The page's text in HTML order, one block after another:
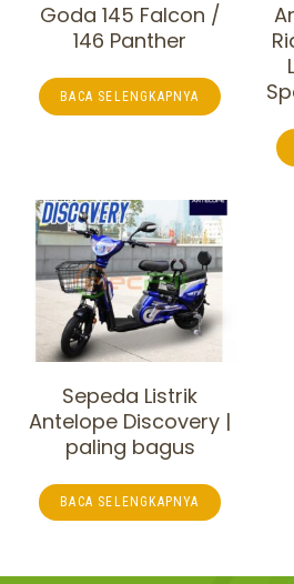
Goda 145 Falcon /
146 Panther
BACA SELENGKAPNYA
Sepeda Listrik
Antelope Discovery |
paling bagus
BACA SELENGKAPNYA